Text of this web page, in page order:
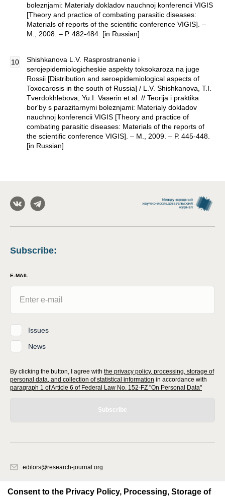
boleznjami: Materialy dokladov nauchnoj konferencii VIGIS
[Theory and practice of combating parasitic diseases:
Materials of reports of the scientific conference VIGIS]. –
M., 2008. – Р. 482-484. [in Russian]
Shishkanova L.V. Rasprostranenie i
serojepidemiologicheskie aspekty toksokaroza na juge
Rossii [Distribution and seroepidemiological aspects of
Toxocarosis in the south of Russia] / L.V. Shishkanova, T.I.
Tverdokhlebova, Yu.I. Vaserin et al. // Teorija i praktika
bor'by s parazitarnymi boleznjami: Materialy dokladov
nauchnoj konferencii VIGIS [Theory and practice of
combating parasitic diseases: Materials of the reports of
the scientific conference VIGIS]. – M., 2009. – Р. 445-448.
[in Russian]
Subscribe:
E-MAIL
Issues
News
By clicking the button, I agree with the privacy policy, processing, storage of
personal data, and collection of statistical information in accordance with
paragraph 1 of Article 6 of Federal Law No. 152-FZ "On Personal Data"
Subscribe
editors@research-journal.org
office 1
Consent to the Privacy Policy, Processing, Storage of